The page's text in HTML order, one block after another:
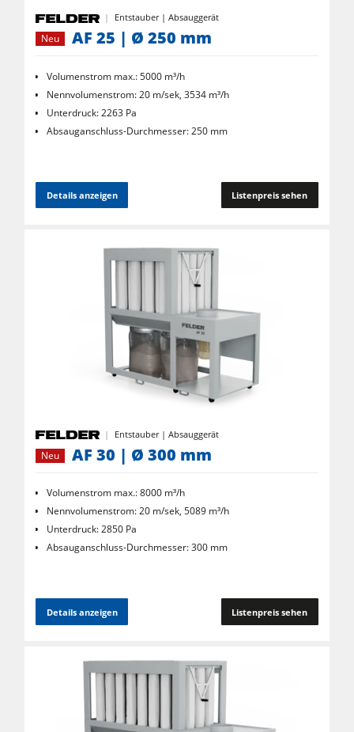
Entstauber | Absauggerät
Neu
AF 25 | Ø 250 mm
Volumenstrom max.: 5000 m³/h
Nennvolumenstrom: 20 m/sek, 3534 m³/h
Unterdruck: 2263 Pa
Absauganschluss-Durchmesser: 250 mm
Details anzeigen Listenpreis sehen
Entstauber | Absauggerät
Neu
AF 30 | Ø 300 mm
Volumenstrom max.: 8000 m³/h
Nennvolumenstrom: 20 m/sek, 5089 m³/h
Unterdruck: 2850 Pa
Absauganschluss-Durchmesser: 300 mm
Details anzeigen Listenpreis sehen